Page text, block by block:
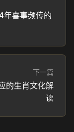
喜事频传的
下一篇
的生肖文化解
读